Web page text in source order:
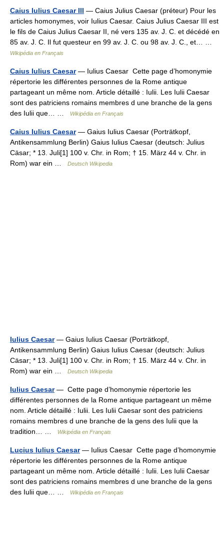
Caius Iulius Caesar III — Caius Julius Caesar (préteur) Pour les
articles homonymes, voir Iulius Caesar. Caius Julius Caesar III est
le fils de Caius Julius Caesar II, né vers 135 av. J. C. et décédé en
85 av. J. C. Il fut questeur en 99 av. J. C. ou 98 av. J. C., et… …
Wikipédia en Français
Caius Iulius Caesar— Iulius Caesar Cette page d’homonymie
répertorie les différentes personnes de la Rome antique
partageant un même nom. Article détaillé : Iulii. Les Iulii Caesar
sont des patriciens romains membres d une branche de la gens
des Iulii que… …
Wikipédia en Français
Caius Iulius Caesar— Gaius Iulius Caesar (Porträtkopf,
Antikensammlung Berlin) Gaius Iulius Caesar (deutsch: Julius
Cäsar; * 13. Juli[1] 100 v. Chr. in Rom; † 15. März 44 v. Chr. in
Rom) war ein …
Deutsch Wikipedia
Iulius Caesar— Gaius Iulius Caesar (Porträtkopf,
Antikensammlung Berlin) Gaius Iulius Caesar (deutsch: Julius
Cäsar; * 13. Juli[1] 100 v. Chr. in Rom; † 15. März 44 v. Chr. in
Rom) war ein …
Deutsch Wikipedia
Iulius Caesar— Cette page d’homonymie répertorie les
différentes personnes de la Rome antique partageant un même
nom. Article détaillé : Iulii. Les Iulii Caesar sont des patriciens
romains membres d une branche de la gens des Iulii que la
tradition… …
Wikipédia en Français
Lucius Iulius Caesar— Iulius Caesar Cette page d’homonymie
répertorie les différentes personnes de la Rome antique
partageant un même nom. Article détaillé : Iulii. Les Iulii Caesar
sont des patriciens romains membres d une branche de la gens
des Iulii que… …
Wikipédia en Français